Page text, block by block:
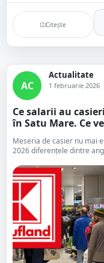
Citește
AC
Actualitate
1 februarie 2026
Ce salarii au
în Satu Mare. Ce
Meseria de casier nu mai
2026 diferențele dintre